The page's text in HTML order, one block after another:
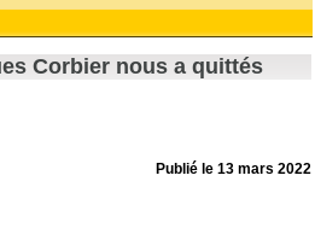
Corbier nous a quittés
Publié le13 mars 2022